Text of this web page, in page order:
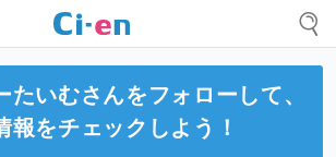
たいむさんをフォローして、
報をチェックしよう！